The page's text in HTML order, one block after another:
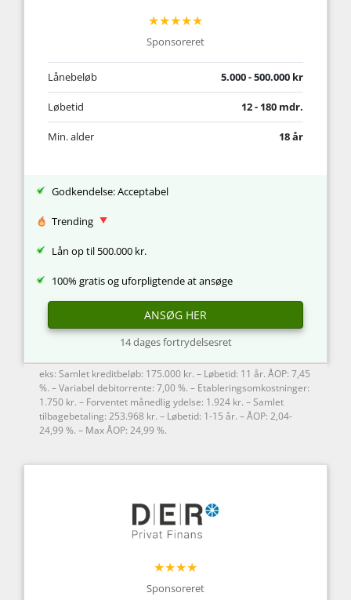
★★★★★
Sponsoreret
Lånebeløb 5.000 - 500.000 kr
Løbetid 12 - 180 mdr.
Min. alder 18 år
Godkendelse: Acceptabel
Trending
Lån op til 500.000 kr.
100% gratis og uforpligtende at ansøge
ANSØG HER
14 dages fortrydelsesret
eks: Samlet kreditbeløb: 175.000 kr. – Løbetid: 11 år. ÅOP: 7,45
%. – Variabel debitorrente: 7,00 %. – Etableringsomkostninger:
1.750 kr. – Forventet månedlig ydelse: 1.924 kr. – Samlet
tilbagebetaling: 253.968 kr. – Løbetid: 1-15 år. – ÅOP: 2,04-
24,99 %. – Max ÅOP: 24,99 %.
★★★★
Sponsoreret